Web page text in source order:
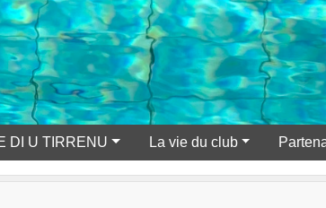
DI U TIRRENU La vie du club